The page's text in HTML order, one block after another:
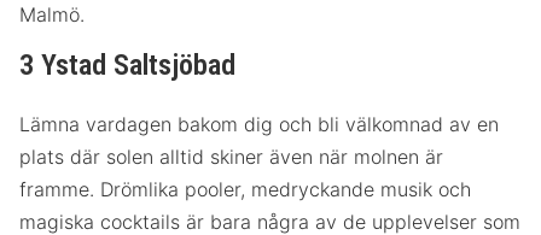
Malmö.
3 Ystad Saltsjöbad
Lämna vardagen bakom dig och bli välkomnad av en
plats där solen alltid skiner även när molnen är
framme. Drömlika pooler, medryckande musik och
magiska cocktails är bara några av de upplevelser som